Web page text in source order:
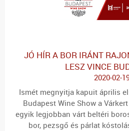
JÓ HÍR A BOR IRÁNT
LESZ VINCE
2020-02-
Ismét megnyitja kapuit április
Budapest Wine Show a
egyik legjobban várt beltéri
bor, pezsgő és párlat